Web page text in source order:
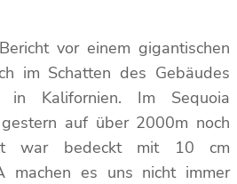
vor einem gigantischen
im Schatten des Gebäudes
Kalifornien. Im Sequoia
auf über 2000m noch
war bedeckt mit 10 cm
machen es uns nicht immer